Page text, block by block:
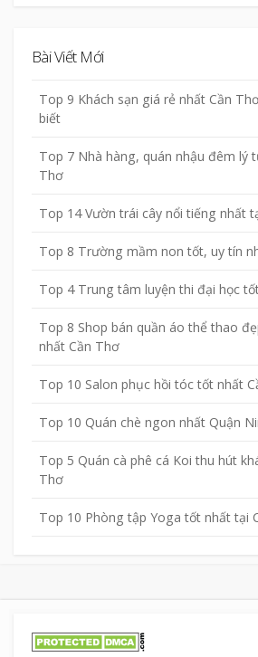
Bài Viết Mới
Top 9 Khách sạn giá rẻ nhất Cần
biết
Top 7 Nhà hàng, quán nhậu đêm lý
Thơ
Top 14 Vườn trái cây nổi tiếng nhất
Top 8 Trường mầm non tốt, uy tín
Top 4 Trung tâm luyện thi đại học
Top 8 Shop bán quần áo thể thao
nhất Cần Thơ
Top 10 Salon phục hồi tóc tốt nhất
Top 10 Quán chè ngon nhất Quận
Top 5 Quán cà phê cá Koi thu hút
Thơ
Top 10 Phòng tập Yoga tốt nhất tại